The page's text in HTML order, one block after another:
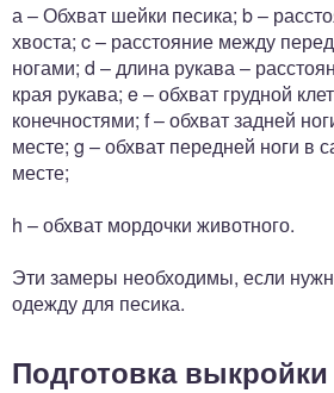
а – Обхват шейки песика; b –
хвоста; c – расстояние между
ногами; d – длина рукава –
края рукава; e – обхват грудной
конечностями; f – обхват задней
месте; g – обхват передней ноги в
месте;
h – обхват мордочки животного.
Эти замеры необходимы, если
одежду для песика.
Подготовка выкройки